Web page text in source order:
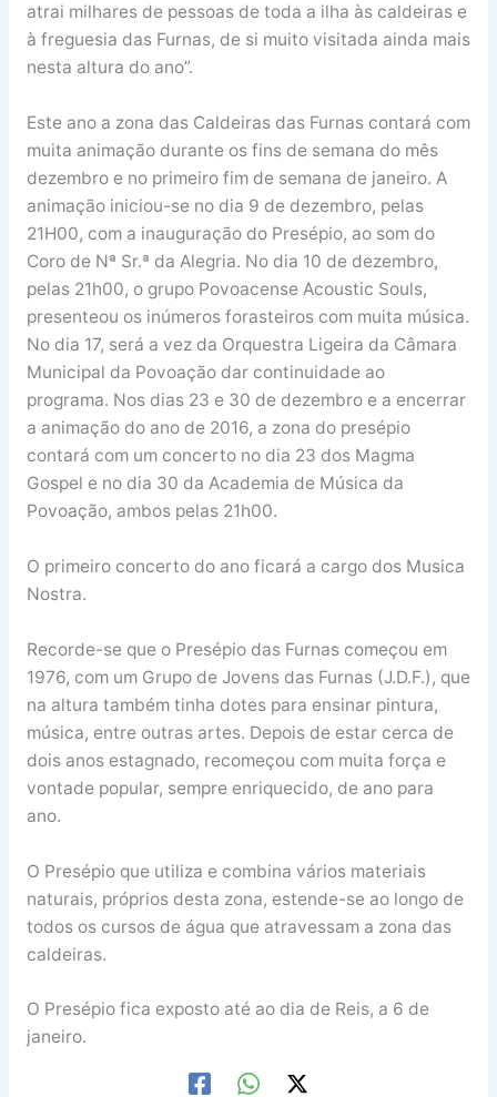
atrai milhares de pessoas de toda a ilha às caldeiras e
à freguesia das Furnas, de si muito visitada ainda mais
nesta altura do ano”.
Este ano a zona das Caldeiras das Furnas contará com
muita animação durante os fins de semana do mês
dezembro e no primeiro fim de semana de janeiro. A
animação iniciou-se no dia 9 de dezembro, pelas
21H00, com a inauguração do Presépio, ao som do
Coro de Nª Sr.ª da Alegria. No dia 10 de dezembro,
pelas 21h00, o grupo Povoacense Acoustic Souls,
presenteou os inúmeros forasteiros com muita música.
No dia 17, será a vez da Orquestra Ligeira da Câmara
Municipal da Povoação dar continuidade ao
programa. Nos dias 23 e 30 de dezembro e a encerrar
a animação do ano de 2016, a zona do presépio
contará com um concerto no dia 23 dos Magma
Gospel e no dia 30 da Academia de Música da
Povoação, ambos pelas 21h00.
O primeiro concerto do ano ficará a cargo dos Musica
Nostra.
Recorde-se que o Presépio das Furnas começou em
1976, com um Grupo de Jovens das Furnas (J.D.F.), que
na altura também tinha dotes para ensinar pintura,
música, entre outras artes. Depois de estar cerca de
dois anos estagnado, recomeçou com muita força e
vontade popular, sempre enriquecido, de ano para
ano.
O Presépio que utiliza e combina vários materiais
naturais, próprios desta zona, estende-se ao longo de
todos os cursos de água que atravessam a zona das
caldeiras.
O Presépio fica exposto até ao dia de Reis, a 6 de
janeiro.